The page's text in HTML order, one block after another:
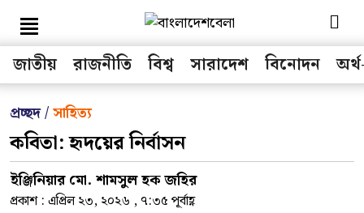
সকল মেনু
জাতীয়
রাজনীতি
জাতীয় রাজনীতি বিশ্ব সারাদেশ বিনোদন
প্রচ্ছদ /সাহিত্য
কবিতা: হৃদয়ের নির্বাসন
ইঞ্জিনিয়ার মো. শামসুল হক জহির
প্রকাশ : এপ্রিল ২৩, ২০২৬ , ৭:৩৫ পূর্বাহ্ণ